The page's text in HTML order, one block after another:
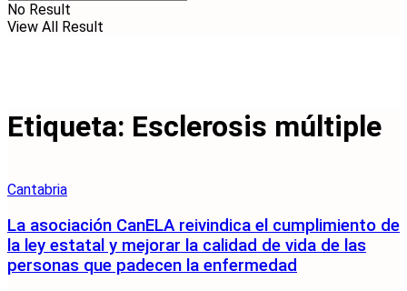
No Result
View All Result
Etiqueta: Esclerosis múltiple
Cantabria
La asociación CanELA reivindica el cumplimiento de
la ley estatal y mejorar la calidad de vida de las
personas que padecen la enfermedad